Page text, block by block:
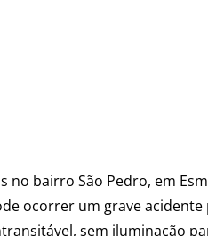
no bairro São Pedro, em
ocorrer um grave
sem iluminação